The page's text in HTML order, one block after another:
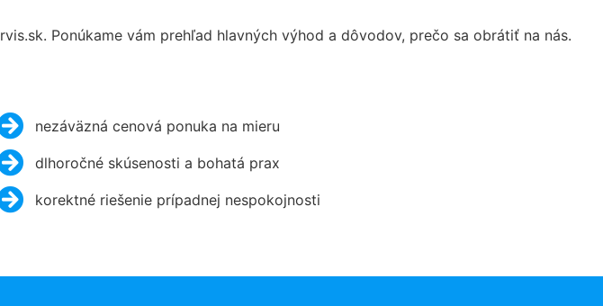
Ponúkame vám prehľad hlavných výhod a dôvodov, prečo sa obrátiť na nás.
nezáväzná cenová ponuka na mieru
dlhoročné skúsenosti a bohatá prax
korektné riešenie prípadnej nespokojnosti